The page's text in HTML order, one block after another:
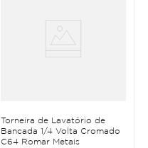
Torneira de Lavatório de
Bancada 1/4 Volta Cromado
C64 Romar Metais